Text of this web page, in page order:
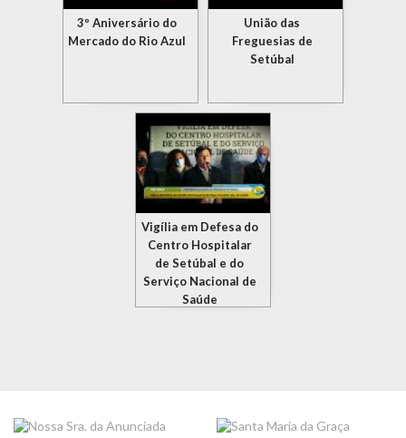
3º Aniversário do
Mercado do Rio Azul
União das
Freguesias de
Setúbal
Vigília em Defesa do
Centro Hospitalar
de Setúbal e do
Serviço Nacional de
Saúde